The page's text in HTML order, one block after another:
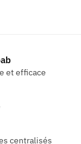
et efficace
centralisés